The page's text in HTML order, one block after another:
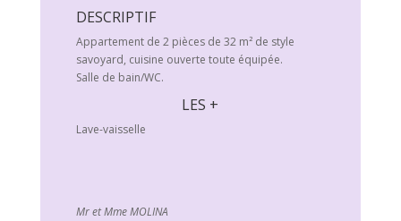
DESCRIPTIF
Appartement de 2 pièces de 32 m² de style
savoyard, cuisine ouverte toute équipée.
Salle de bain/WC.
LES +
Lave-vaisselle
Mr et Mme MOLINA